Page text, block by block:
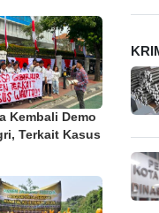
Kembali Demo
Terkait Kasus